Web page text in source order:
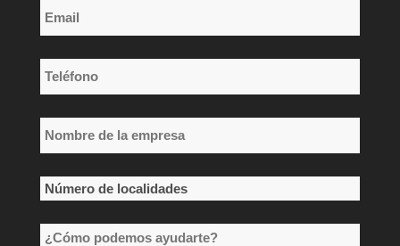
Email
*
Teléfono
*
Nombre
de
la
empresa
*
Número
localidades
¿Cómo